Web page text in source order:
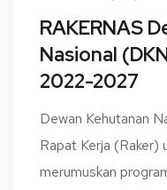
RAKERNAS
Nasional
2022-2027
Dewan Kehutanan
Rapat Kerja (Raker)
merumuskan